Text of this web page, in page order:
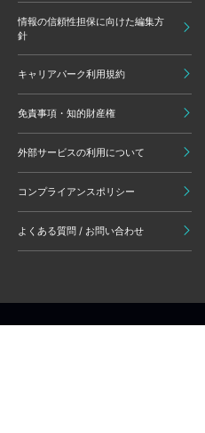
情報の信頼性担保に向けた編集方
針
キャリアパーク利用規約
免責事項・知的財産権
外部サービスの利用について
コンプライアンスポリシー
よくある質問 / お問い合わせ